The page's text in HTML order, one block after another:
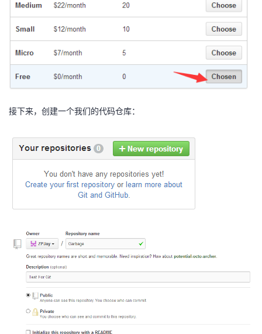
验
收
藏
持
建
接下来，创建一个我们的代码仓库：